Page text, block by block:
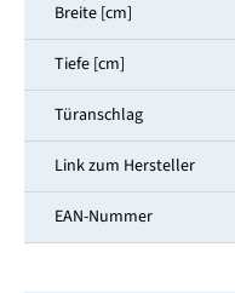
Breite [cm]
Tiefe [cm]
Türanschlag
Link zum Hersteller
EAN-Nummer